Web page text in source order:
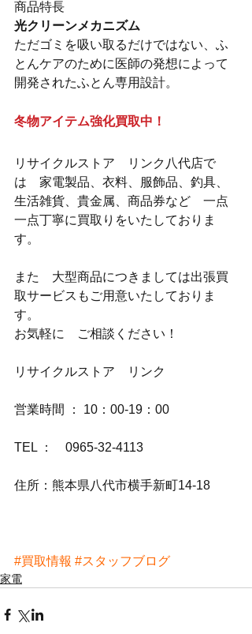
商品特長
光クリーンメカニズム
ただゴミを吸い取るだけではない、ふ
とんケアのために医師の発想によって
開発されたふとん専用設計。
冬物アイテム強化買取中！
リサイクルストア　リンク八代店で
は　家電製品、衣料、服飾品、釣具、
生活雑貨、貴金属、商品券など　一点
一点丁寧に買取りをいたしておりま
す。
また　大型商品につきましては出張買
取サービスもご用意いたしておりま
す。
お気軽に　ご相談ください！
リサイクルストア　リンク
営業時間 ： 10：00-19：00
TEL ：　0965-32-4113
住所：熊本県八代市横手新町14-18
#買取情報 #スタッフブログ
家電